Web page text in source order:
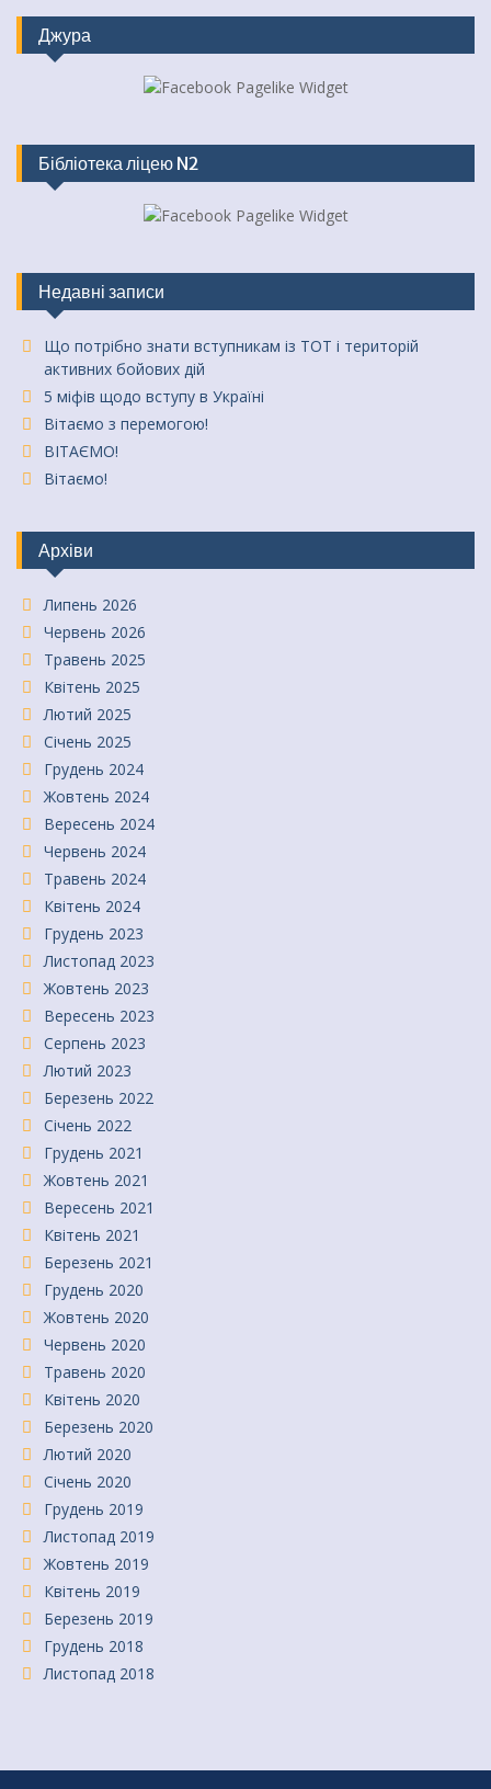
Джура
Бібліотека ліцею N2
Недавні записи
Що потрібно знати вступникам із ТОТ і територій
активних бойових дій
5 міфів щодо вступу в Україні
Вітаємо з перемогою!
ВІТАЄМО!
Вітаємо!
Архіви
Липень 2026
Червень 2026
Травень 2025
Квітень 2025
Лютий 2025
Січень 2025
Грудень 2024
Жовтень 2024
Вересень 2024
Червень 2024
Травень 2024
Квітень 2024
Грудень 2023
Листопад 2023
Жовтень 2023
Вересень 2023
Серпень 2023
Лютий 2023
Березень 2022
Січень 2022
Грудень 2021
Жовтень 2021
Вересень 2021
Квітень 2021
Березень 2021
Грудень 2020
Жовтень 2020
Червень 2020
Травень 2020
Квітень 2020
Березень 2020
Лютий 2020
Січень 2020
Грудень 2019
Листопад 2019
Жовтень 2019
Квітень 2019
Березень 2019
Грудень 2018
Листопад 2018